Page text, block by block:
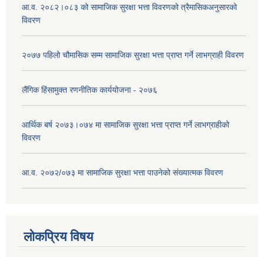
आ.व. २०८२।०८३ को सामाजिक सुरक्षा भत्ता विवरणको त्रैमासिकअनुसारको
विवरण
२०७७ पहिलो चौमासिक सम्म सामाजिक सुरक्षा भत्ता प्राप्त गर्ने लाभग्राही विवरण
लैंगिक हिंसामुक्त रणनीतिक कार्ययोजना - २०७६
आर्थिक बर्ष २०७३।०७४ मा सामाजिक सुरक्षा भत्ता प्राप्त गर्ने लाभग्राहीको
विवरण
आ.व. २०७२/०७३ मा सामाजिक सुरक्षा भत्ता पाउनेको संख्यात्मक विवरण
लोकप्रिय विषय